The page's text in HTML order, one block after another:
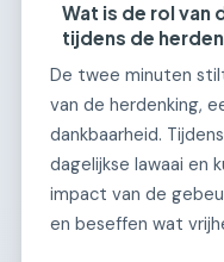
Wat is de rol van
tijdens de
De twee minuten
van de herdenking,
dankbaarheid.
dagelijkse lawaai en
impact van de
en beseffen wat